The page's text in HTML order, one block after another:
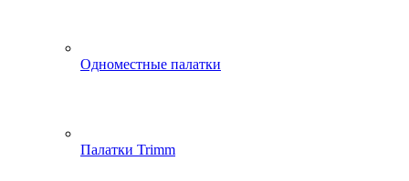
Одноместные палатки
Палатки Trimm